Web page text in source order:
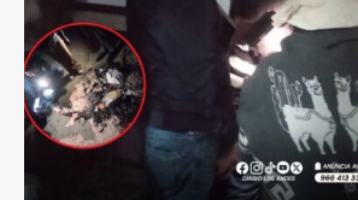
Contacto
Prensa